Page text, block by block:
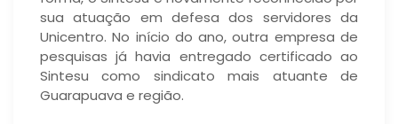
sua atuação em defesa dos servidores da
Unicentro. No início do ano, outra empresa de
pesquisas já havia entregado certificado ao
Sintesu como sindicato mais atuante de
Guarapuava e região.